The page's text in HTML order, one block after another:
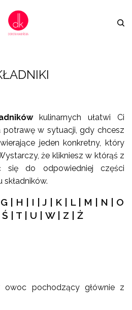
kulinarnych ułatwi Ci
potrawę w sytuacji, gdy chcesz
jeden konkretny, który
że klikniesz w którąś z
się do odpowiedniej części
G H I J K L| M N
O
Ś T U W| Z Ż
owoc pochodzący głównie z